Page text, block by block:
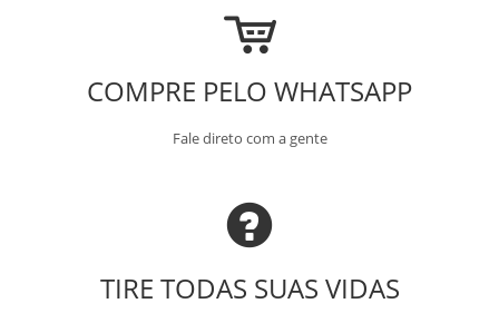
COMPRE PELO WHATSAPP
Fale direto com a gente
TIRE TODAS SUAS VIDAS